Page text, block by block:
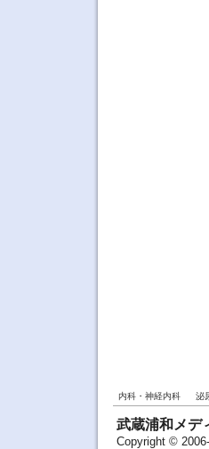
内科・神経内科 泌
武蔵浦和メデ
Copyright ©